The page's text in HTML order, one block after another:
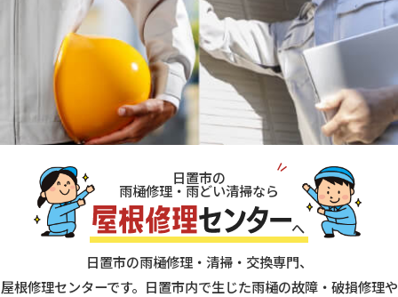
日置市の
雨樋修理・雨どい清掃なら
へ
日置市の雨樋修理・清掃・交換専門、
屋根修理センターです。 日置市内で生じた雨樋の故障・破損修理や